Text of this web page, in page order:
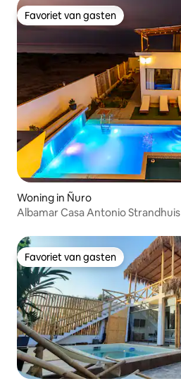
Favoriet van gasten
Favoriet van gasten
Woning in Ñuro
Albamar Casa Antonio Strandhuis
Favoriet van gasten
Favoriet van gasten